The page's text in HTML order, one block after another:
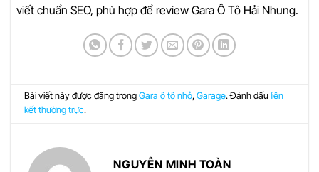
viết chuẩn SEO, phù hợp để review Gara Ô Tô Hải Nhung.
Bài viết này được đăng trongGara ô tô nhỏ,Garage. Đánh dấuliên
kết thường trực.
NGUYỄN MINH TOÀN